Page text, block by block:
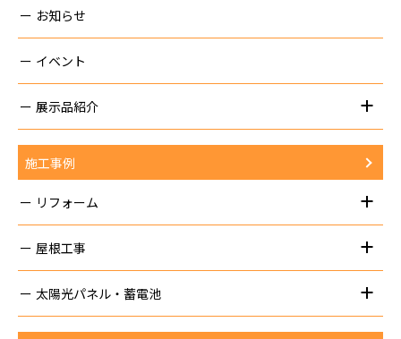
お知らせ
イベント
展示品紹介
施工事例
リフォーム
屋根工事
太陽光パネル・蓄電池